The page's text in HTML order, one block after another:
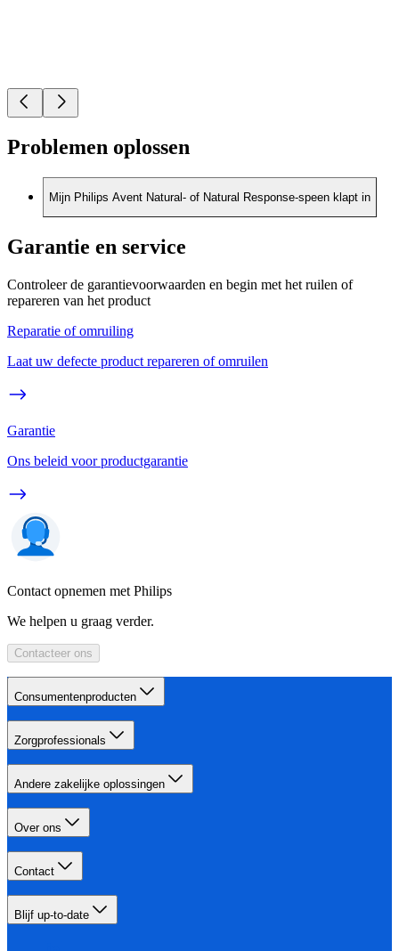
Problemen oplossen
Mijn Philips Avent Natural- of Natural Response-speen klapt in
Garantie en service
Controleer de garantievoorwaarden en begin met het ruilen of
repareren van het product
Reparatie of omruiling
Laat uw defecte product repareren of omruilen
Garantie
Ons beleid voor productgarantie
Contact opnemen met Philips
We helpen u graag verder.
Contacteer ons
Consumentenproducten
Zorgprofessionals
Andere zakelijke oplossingen
Over ons
Contact
Blijf up-to-date